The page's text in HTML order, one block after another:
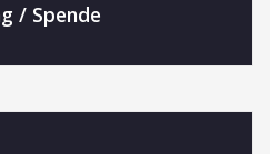
/ Spende